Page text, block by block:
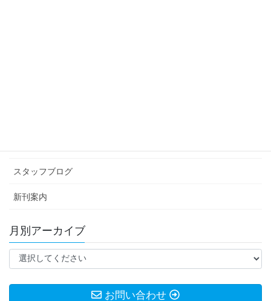
スタッフブログ
新刊案内
月別アーカイブ
お問い合わせ